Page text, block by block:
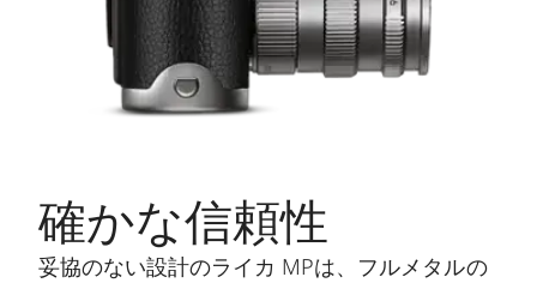
確かな信頼性
妥協のない設計のライカ MPは、フルメタルの